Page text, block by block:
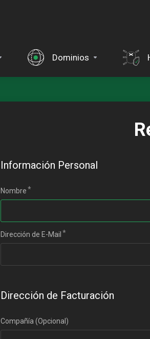
Dominios
Información Personal
Nombre
Dirección de E-Mail
Dirección de Facturación
Compañía (Opcional)